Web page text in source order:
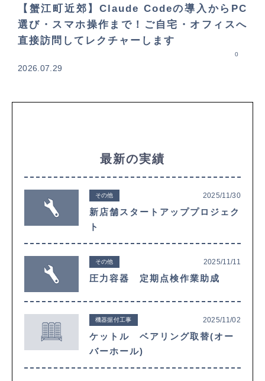
【蟹江町近郊】Claude Codeの導入からPC
選び・スマホ操作まで！ご自宅・オフィスへ
直接訪問してレクチャーします
2026.07.29
0
最新の実績
その他 2025/11/30
新店舗スタートアッププロジェク
ト
その他 2025/11/11
圧力容器 定期点検作業助成
機器据付工事 2025/11/02
ケットル ベアリング取替(オー
バーホール)